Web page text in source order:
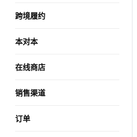
跨境履约
本对本
在线商店
销售渠道
订单